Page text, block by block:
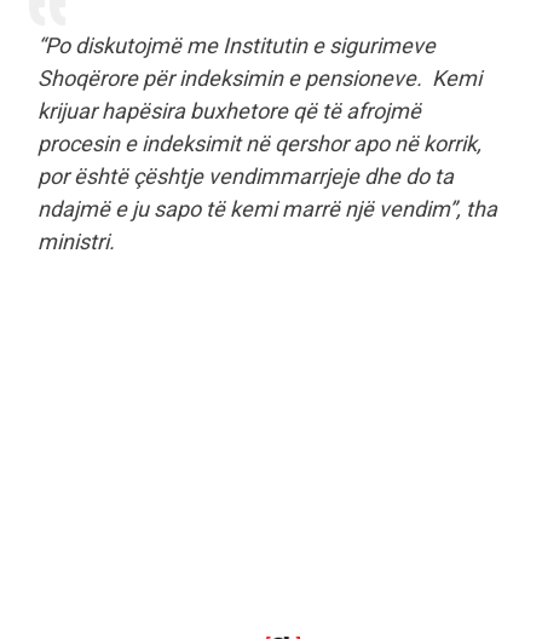
“Po diskutojmë me Institutin e sigurimeve
Shoqërore për indeksimin e pensioneve. Kemi
krijuar hapësira buxhetore që të afrojmë
procesin e indeksimit në qershor apo në korrik,
por është çështje vendimmarrjeje dhe do ta
ndajmë e ju sapo të kemi marrë një vendim”, tha
ministri.